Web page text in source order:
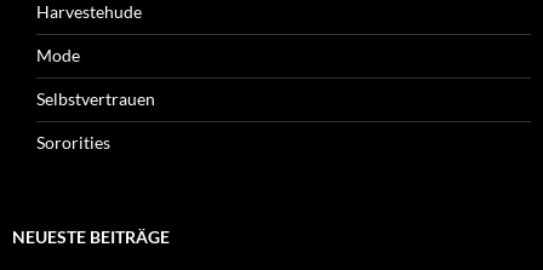
Harvestehude
Mode
Selbstvertrauen
Sororities
NEUESTE BEITRÄGE